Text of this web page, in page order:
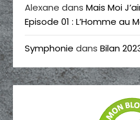
Alexane dansMais Moi
Episode 01 : L’Homme au
Symphonie dansBilan